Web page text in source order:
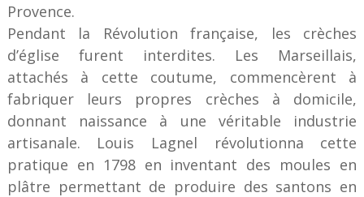
Provence.
Pendant la Révolution française, les crèches
d’église furent interdites. Les Marseillais,
attachés à cette coutume, commencèrent à
fabriquer leurs propres crèches à domicile,
donnant naissance à une véritable industrie
artisanale. Louis Lagnel révolutionna cette
pratique en 1798 en inventant des moules en
plâtre permettant de produire des santons en